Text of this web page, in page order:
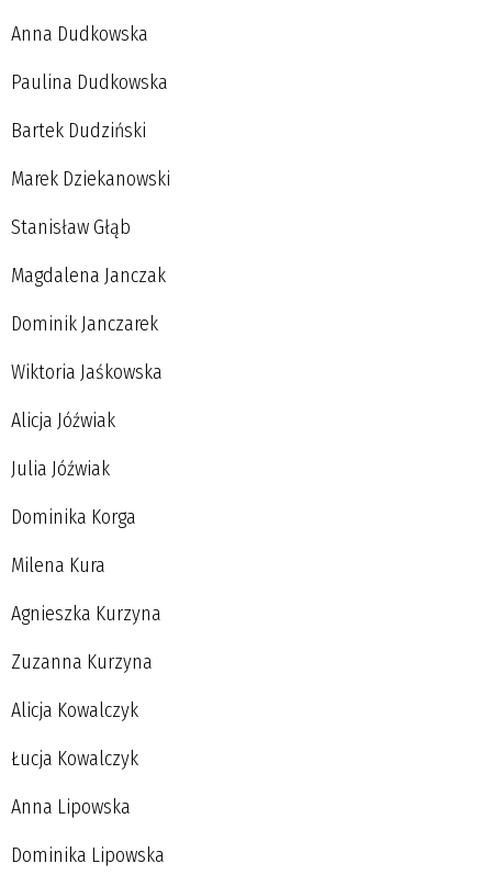
Anna Dudkowska
Paulina Dudkowska
Bartek Dudziński
Marek Dziekanowski
Stanisław Głąb
Magdalena Janczak
Dominik Janczarek
Wiktoria Jaśkowska
Alicja Jóźwiak
Julia Jóźwiak
Dominika Korga
Milena Kura
Agnieszka Kurzyna
Zuzanna Kurzyna
Alicja Kowalczyk
Łucja Kowalczyk
Anna Lipowska
Dominika Lipowska